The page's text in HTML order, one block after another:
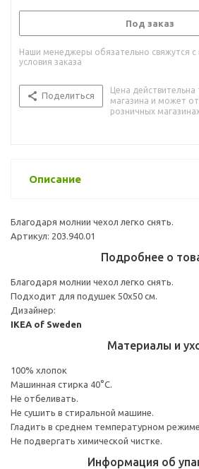
Под заказ
Наши менеджеры обязательно свяжутся с
условия заказа
Поделиться
Цена
магазина и может
розничных
Описание
Благодаря молнии чехол легко снять.
Артикул: 203.940.01
Подробнее о
Благодаря молнии чехол легко снять.
Подходит для подушек 50x50 см.
Дизайнер:
IKEA of Sweden
Материалы и
100% хлопок
Машинная стирка 40°С.
Не отбеливать.
Не сушить в стиральной машине.
Гладить в среднем температурном режиме.
Не подвергать химической чистке.
Информация об